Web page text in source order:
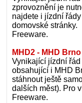
zprovoznění je
najdete i jízdní
domovské stránky.
Freeware.
MHD2 - MHD
Vynikající jízdní
obsahující i MHD
stáhnout ještě
dalších měst). Pro
Freeware.